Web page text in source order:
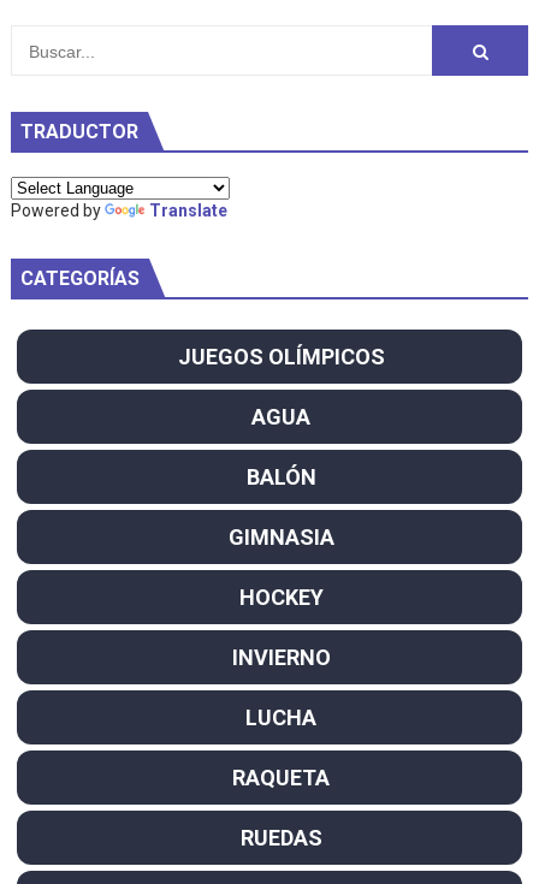
TRADUCTOR
Powered by Translate
CATEGORÍAS
JUEGOS OLÍMPICOS
AGUA
BALÓN
GIMNASIA
HOCKEY
INVIERNO
LUCHA
RAQUETA
RUEDAS